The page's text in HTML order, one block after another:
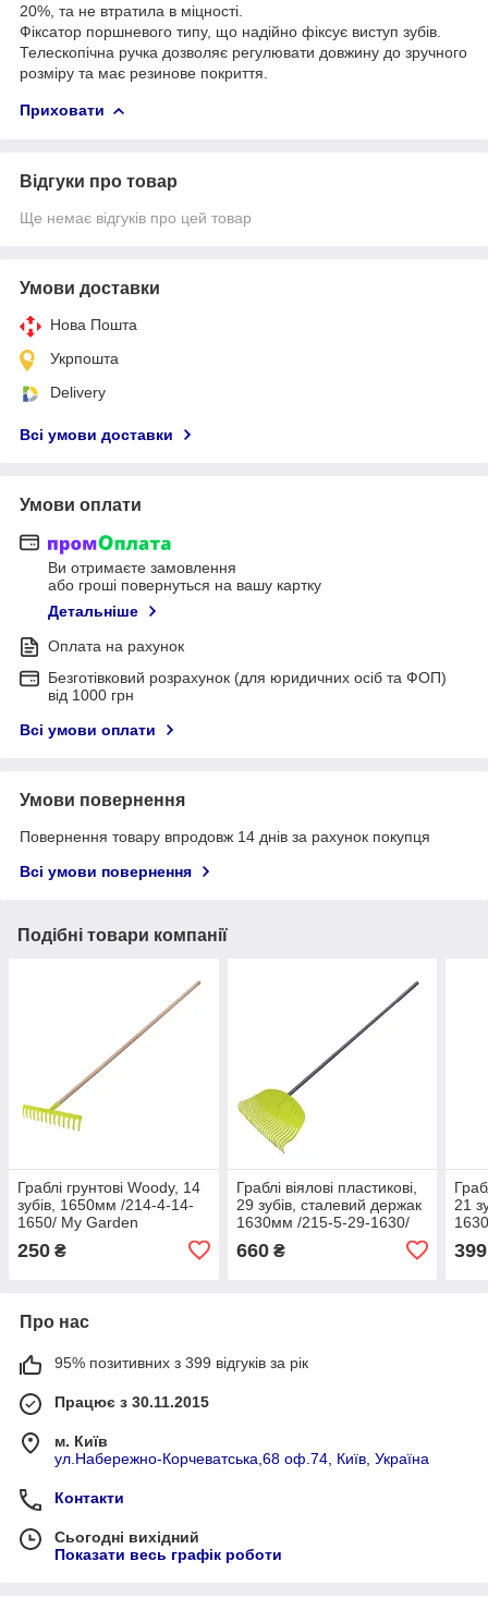
20%, та не втратила в міцності.
Фіксатор поршневого типу, що надійно фіксує виступ зубів.
Телескопічна ручка дозволяє регулювати довжину до зручного
розміру та має резинове покриття.
Приховати
Відгуки про товар
Ще немає відгуків про цей товар
Умови доставки
Нова Пошта
Укрпошта
Delivery
Всі умови доставки
Умови оплати
Ви отримаєте замовлення
або гроші повернуться на вашу картку
Детальніше
Оплата на рахунок
Безготівковий розрахунок (для юридичних осіб та ФОП)
від 1000 грн
Всі умови оплати
Умови повернення
Повернення товару впродовж 14 днів за рахунок покупця
Всі умови повернення
Подібні товари компанії
Граблі грунтові Woody, 14
зубів, 1650мм /214-4-14-
1650/ My Garden
250 ₴
Граблі віялові пластикові,
29 зубів, сталевий держак
1630мм /215-5-29-1630/
660₴
21
399
Про нас
95% позитивних з 399 відгуків за рік
Працює з 30.11.2015
м. Київ
ул.Набережно-Корчеватська,68 оф.74, Київ, Україна
Контакти
Сьогодні вихідний
Показати весь графік роботи